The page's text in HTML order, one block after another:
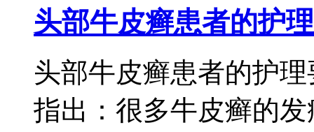
头部牛皮癣患者的护理
头部牛皮癣患者的护
指出：很多牛皮癣的